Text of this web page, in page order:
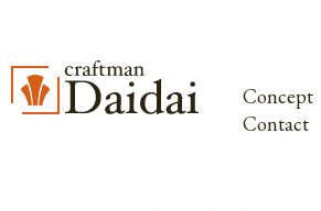
Concept
Contact